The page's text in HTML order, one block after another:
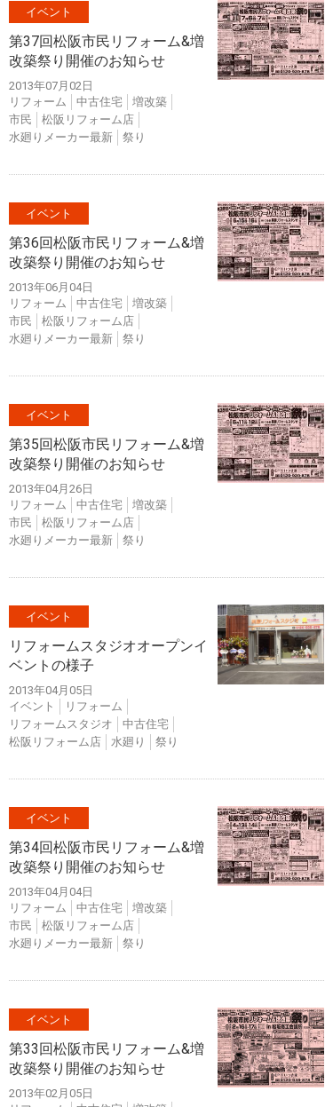
イベント
第37回松阪市民リフォーム&増
改築祭り開催のお知らせ
2013年07月02日
リフォーム
中古住宅
増改築
市民
松阪リフォーム店
水廻りメーカー最新
祭り
イベント
第36回松阪市民リフォーム&増
改築祭り開催のお知らせ
2013年06月04日
リフォーム
中古住宅
増改築
市民
松阪リフォーム店
水廻りメーカー最新
祭り
イベント
第35回松阪市民リフォーム&増
改築祭り開催のお知らせ
2013年04月26日
リフォーム
中古住宅
増改築
市民
松阪リフォーム店
水廻りメーカー最新
祭り
イベント
リフォームスタジオオープンイ
ベントの様子
2013年04月05日
イベント
リフォーム
リフォームスタジオ
中古住宅
松阪リフォーム店
水廻り 祭り
イベント
第34回松阪市民リフォーム&増
改築祭り開催のお知らせ
2013年04月04日
リフォーム
中古住宅
増改築
市民
松阪リフォーム店
水廻りメーカー最新
祭り
イベント
第33回松阪市民リフォーム&増
改築祭り開催のお知らせ
2013年02月05日